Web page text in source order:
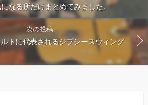
なる所だけまとめてみました。
次の投稿
トに代表されるジプシースウィング